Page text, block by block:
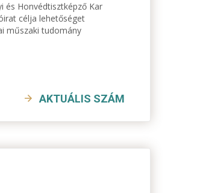
Honvédtisztképző Kar
célja lehetőséget
műszaki tudomány
AKTUÁLIS SZÁM